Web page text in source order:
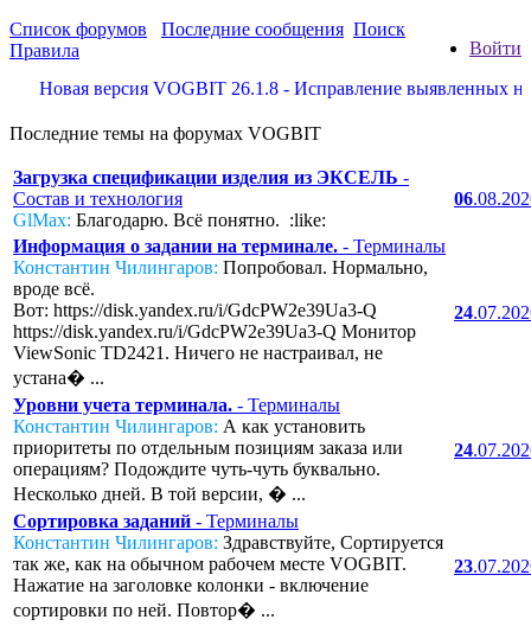
Войти
Список форумов Последние сообщения Поиск
Правила
Новая версия VOGBIT 26.1.8 - Исправление выявленных
Последние темы на форумах VOGBIT
Загрузка спецификации изделия из ЭКСЕЛЬ -
Состав и технология
GlMax: Благодарю. Всё понятно. :like:
06
Информация о задании на терминале. - Терминалы
Константин Чилингаров: Попробовал. Нормально,
вроде всё.
Вот: https://disk.yandex.ru/i/GdcPW2e39Ua3-Q
https://disk.yandex.ru/i/GdcPW2e39Ua3-Q Монитор
ViewSonic TD2421. Ничего не настраивал, не
устана� ...
24
Уровни учета терминала. - Терминалы
Константин Чилингаров: А как установить
приоритеты по отдельным позициям заказа или
операциям? Подождите чуть-чуть буквально.
Несколько дней. В той версии, � ...
24
Сортировка заданий - Терминалы
Константин Чилингаров: Здравствуйте, Сортируется
так же, как на обычном рабочем месте VOGBIT.
Нажатие на заголовке колонки - включение
сортировки по ней. Повтор� ...
23